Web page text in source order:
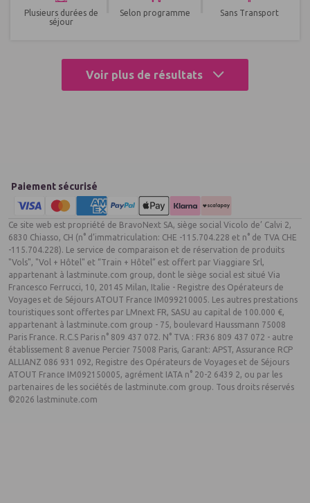
Plusieurs durées de
séjour
Selon programme Sans Transport
Voir plus de résultats
Paiement sécurisé
Ce site web est propriété de BravoNext SA, siège social Vicolo de’ Calvi 2,
6830 Chiasso, CH (n° d’immatriculation: CHE -115.704.228 et n° de TVA CHE
-115.704.228). Le service de comparaison et de réservation de produits
"Vols", "Vol + Hôtel" et “Train + Hôtel” est offert par Viaggiare Srl,
appartenant à lastminute.com group, dont le siège social est situé Via
Francesco Ferrucci, 10, 20145 Milan, Italie - Registre des Opérateurs de
Voyages et de Séjours ATOUT France IM099210005. Les autres prestations
touristiques sont offertes par LMnext FR, SASU au capital de 100.000 €,
appartenant à lastminute.com group - 75, boulevard Haussmann 75008
Paris France. R.C.S Paris n° 809 437 072. N° TVA : FR36 809 437 072 - autre
établissement 8 avenue Percier 75008 Paris, Garant: APST, Assurance RCP
ALLIANZ 086 931 092, Registre des Opérateurs de Voyages et de Séjours
ATOUT France IM092150005, agrément IATA n° 20-2 6439 2, ou par les
partenaires de les sociétés de lastminute.com group. Tous droits réservés
©2026 lastminute.com